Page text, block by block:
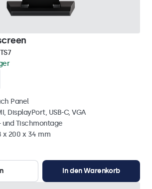
Panel
DisplayPort, USB-C, VGA
und Tischmontage
x 200 x 34 mm
In den Warenkorb